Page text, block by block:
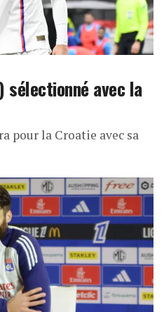
sélectionné avec la
pour la Croatie avec sa